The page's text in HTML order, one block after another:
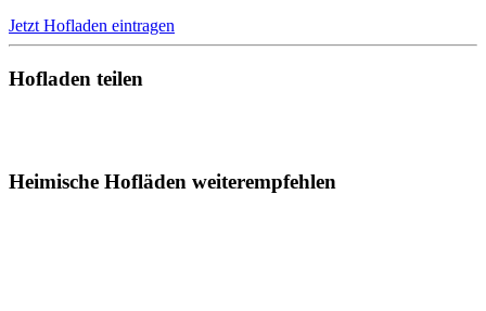
Jetzt Hofladen eintragen
Hofladen teilen
Heimische Hofläden weiterempfehlen